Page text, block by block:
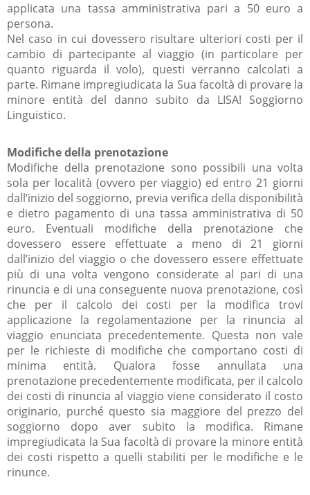
applicata una tassa amministrativa pari a 50 euro a
persona.
Nel caso in cui dovessero risultare ulteriori costi per il
cambio di partecipante al viaggio (in particolare per
quanto riguarda il volo), questi verranno calcolati a
parte. Rimane impregiudicata la Sua facoltà di provare la
minore entità del danno subito da LISA! Soggiorno
Linguistico.
Modifiche della prenotazione
Modifiche della prenotazione sono possibili una volta
sola per località (ovvero per viaggio) ed entro 21 giorni
dall’inizio del soggiorno, previa verifica della disponibilità
e dietro pagamento di una tassa amministrativa di 50
euro. Eventuali modifiche della prenotazione che
dovessero essere effettuate a meno di 21 giorni
dall’inizio del viaggio o che dovessero essere effettuate
più di una volta vengono considerate al pari di una
rinuncia e di una conseguente nuova prenotazione, così
che per il calcolo dei costi per la modifica trovi
applicazione la regolamentazione per la rinuncia al
viaggio enunciata precedentemente. Questa non vale
per le richieste di modifiche che comportano costi di
minima entità. Qualora fosse annullata una
prenotazione precedentemente modificata, per il calcolo
dei costi di rinuncia al viaggio viene considerato il costo
originario, purché questo sia maggiore del prezzo del
soggiorno dopo aver subito la modifica. Rimane
impregiudicata la Sua facoltà di provare la minore entità
dei costi rispetto a quelli stabiliti per le modifiche e le
rinunce.